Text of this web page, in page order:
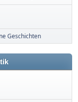
Geschichten